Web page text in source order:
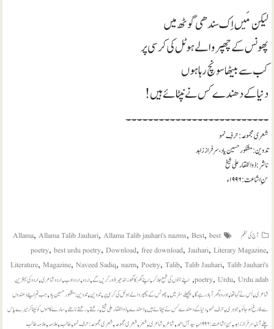
لیکنمَیںاِک سندھی گوٹھ میں
پھونس کے چھپر والے ہوٹل کی کرسی پر
کب سے بیٹھا سونچ رہا ہوں
دنیا کے دھندے کس نے نپٹائے ہیں!
۔۔۔۔۔۔۔۔۔۔۔۔۔۔۔۔۔۔۔۔۔۔۔۔۔۔
شعری مجموعہ: حرفِ نمو
تدوین: مشکور حسین یاد، سرفراز زاہد
ناشر: ذوالفقار علی شیخ
سنِ اشاعت: ۱۹۹۶ء
آج کی نظم Allama, Allama Talib Jauhari, Allama Talib jauhari's nazms, Best, best
poetry, best urdu poetry, Download, free download, Jauhari, Literary Magazine,
Literature, Magazine, Naveed Sadiq, nazm, Poetry, Talib, Talib Jauhari, Talib Jauhari's
poetry, Urdu, Urdu adab
,اپنے جنوں کی شمع جلا کر,اپنے گھر کا گھور اندھیرا دُور کریں گے,اردو,اردو ادب,اردو شاعری,اردو کی بہترین
شاعری,اُس نے کہا تھا,اور وہ گھر آباد رہے گا,پچھلے سفر میں,پھونس کے چھپر والے ہوٹل کی کرسی پر,تدوین,تدوین: مشکور حسین یاد,جب تم اپنے دھندوں
سے فارغ ہو جائو,جوہری,حرفِ نمو,دنیا کے دھندے کس نے نپٹائے ہیں,دَھندے,ذوالفقار علی شیخ,رشتے,رشتے ناطے,سارے کاموں کو نپٹا کر میرے پاس
چلے آنا,سرفراز زاہد,سنِ اشاعت: ۱۹۹۶ء ,سید آل احمد,شاعر,شاعری,شعر,شعری مجموعہ,شعری مجموعہ: حرفِ نمو,طالب,علامہ,علامہ طالب